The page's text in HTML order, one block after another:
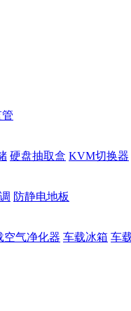
硬盘抽取盒 KVM切换器
防静电地板
空气净化器 车载冰箱 车